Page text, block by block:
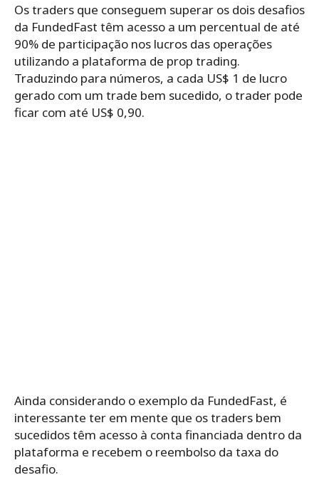
Os traders que conseguem superar os dois desafios
da FundedFast têm acesso a um percentual de até
90% de participação nos lucros das operações
utilizando a plataforma de prop trading.
Traduzindo para números, a cada US$ 1 de lucro
gerado com um trade bem sucedido, o trader pode
ficar com até US$ 0,90.
Ainda considerando o exemplo da FundedFast, é
interessante ter em mente que os traders bem
sucedidos têm acesso à conta financiada dentro da
plataforma e recebem o reembolso da taxa do
desafio.